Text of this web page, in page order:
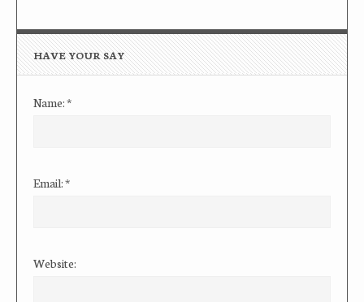
HAVE YOUR SAY
Name:*
Email:*
Website: